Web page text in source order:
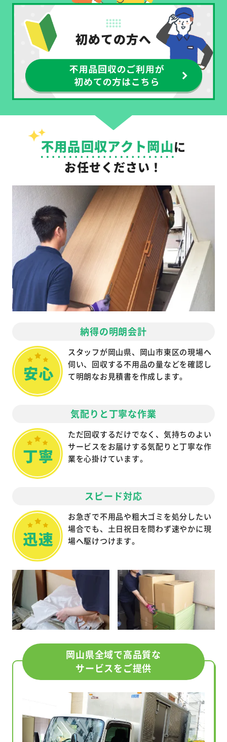
不用品回収アクト岡山に
お任せください！
納得の明朗会計
スタッフが岡山県、岡山市東区の現場へ
伺い、回収する不用品の量などを確認し
て明朗なお見積書を作成します。
気配りと丁寧な作業
ただ回収するだけでなく、気持ちのよい
サービスをお届けする気配りと丁寧な作
業を心掛けています。
スピード対応
お急ぎで不用品や粗大ゴミを処分したい
場合でも、土日祝日を問わず速やかに現
場へ駆けつけます。
岡山県全域で高品質な
サービスをご提供